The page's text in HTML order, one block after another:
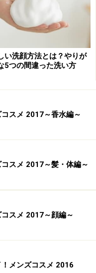
い洗顔方法とは？やりが
5つの間違った洗い方
スメ 2017～香水編～
スメ 2017～髪・体編～
スメ 2017～顔編～
！メンズコスメ 2016